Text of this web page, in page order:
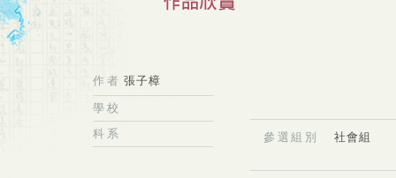
作者 張子樟
學校
科系
參選組別 社會組